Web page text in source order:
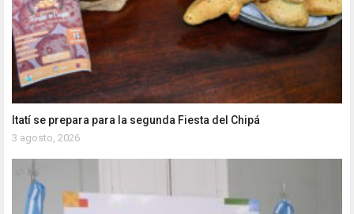
Itatí se prepara para la segunda Fiesta del Chipá
3 agosto, 2026